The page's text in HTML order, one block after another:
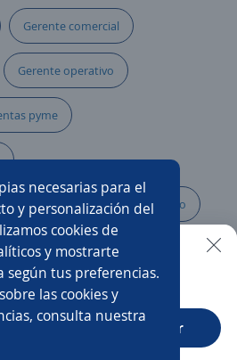
necesarias para el
y personalización del
cookies de
y mostrarte
tus preferencias.
las cookies y
consulta nuestra
Gerente comercial
Gerente operativo
pyme
Ejecutivo/a telefónico
Gerente de mantenimiento
Gestor/a
más fácil en la app
Abrir